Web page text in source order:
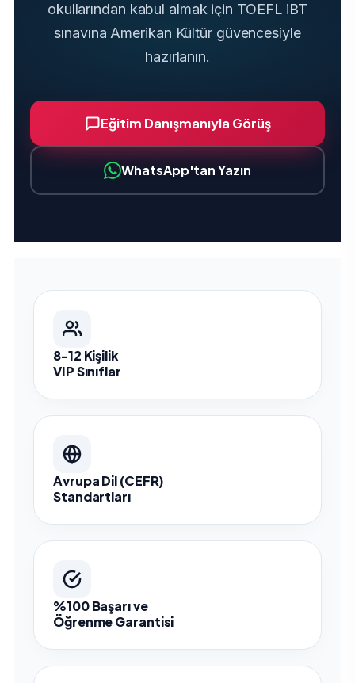
okullarından kabul almak için TOEFL iBT
sınavına Amerikan Kültür güvencesiyle
hazırlanın.
Eğitim Danışmanıyla Görüş
WhatsApp'tan Yazın
8-12 Kişilik
VIP Sınıflar
Avrupa Dil (CEFR)
Standartları
%100 Başarı ve
Öğrenme Garantisi